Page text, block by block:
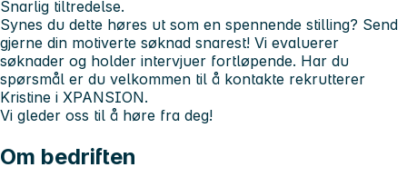
Snarlig tiltredelse.
Synes du dette høres ut som en spennende stilling? Send
gjerne din motiverte søknad snarest! Vi evaluerer
søknader og holder intervjuer fortløpende. Har du
spørsmål er du velkommen til å kontakte rekrutterer
Kristine i XPANSION.
Vi gleder oss til å høre fra deg!
Om bedriften